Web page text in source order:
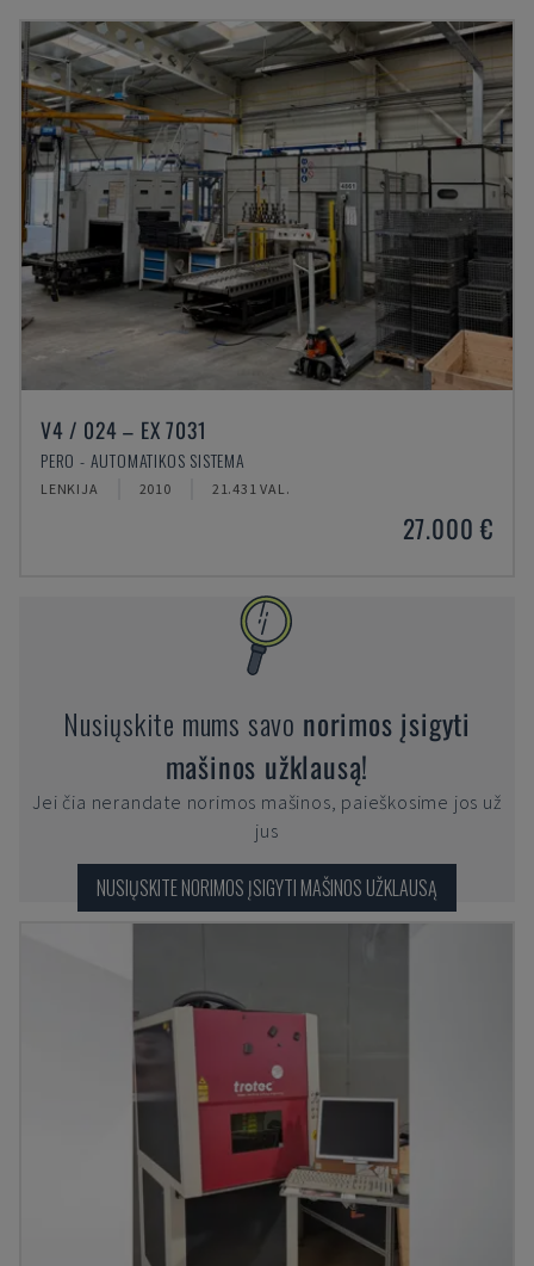
V4 / 024 – EX 7031
PERO - AUTOMATIKOS SISTEMA
LENKIJA 2010 21.431 VAL.
27.000 €
Nusiųskite mums savo norimos įsigyti
mašinos užklausą!
Jei čia nerandate norimos mašinos, paieškosime jos už
jus
NUSIŲSKITE NORIMOS ĮSIGYTI MAŠINOS UŽKLAUSĄ